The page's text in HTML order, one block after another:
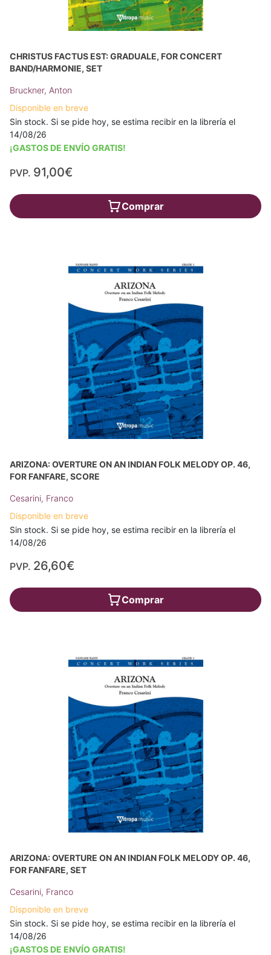
CHRISTUS FACTUS EST: GRADUALE, FOR CONCERT
BAND/HARMONIE, SET
Bruckner, Anton
Disponible en breve
Sin stock. Si se pide hoy, se estima recibir en la librería el
14/08/26
¡GASTOS DE ENVÍO GRATIS!
PVP. 91,00€
Comprar
ARIZONA: OVERTURE ON AN INDIAN FOLK MELODY OP. 46,
FOR FANFARE, SCORE
Cesarini, Franco
Disponible en breve
Sin stock. Si se pide hoy, se estima recibir en la librería el
14/08/26
PVP. 26,60€
Comprar
ARIZONA: OVERTURE ON AN INDIAN FOLK MELODY OP. 46,
FOR FANFARE, SET
Cesarini, Franco
Disponible en breve
Sin stock. Si se pide hoy, se estima recibir en la librería el
14/08/26
¡GASTOS DE ENVÍO GRATIS!